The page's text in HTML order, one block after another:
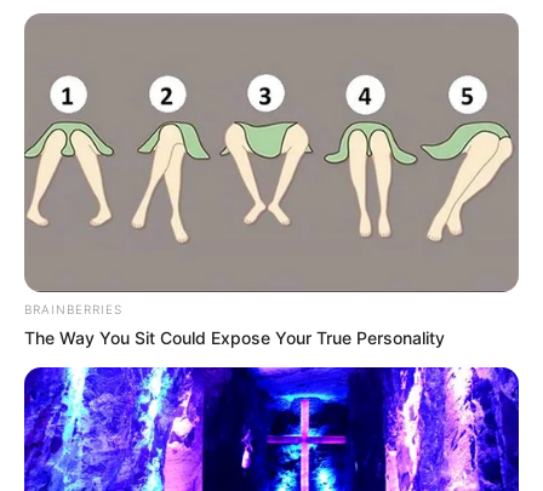
BRAINBERRIES
The Way You Sit Could Expose Your True Personality